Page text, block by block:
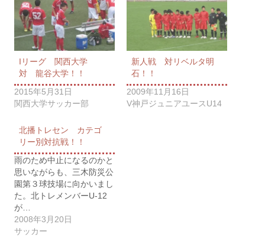
Iリーグ 関西大学
対 龍谷大学！！
2015年5月31日
関西大学サッカー部
新人戦 対リベルタ明
石！！
2009年11月16日
V神戸ジュニアユースU14
北播トレセン カテゴ
リー別対抗戦！！
雨のため中止になるのかと
思いながらも、三木防災公
園第３球技場に向かいまし
た。北トレメンバーU-12
が…
2008年3月20日
サッカー